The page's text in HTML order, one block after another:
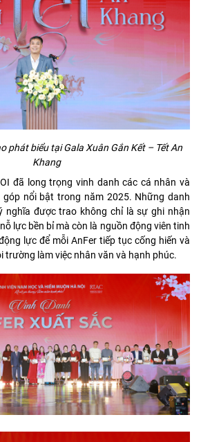
phát biểu tại Gala Xuân Gắn Kết – Tết An
Khang
đã long trọng vinh danh các cá nhân và
nổi bật trong năm 2025. Những danh
nghĩa được trao không chỉ là sự ghi nhận
lực bền bỉ mà còn là nguồn động viên tinh
lực để mỗi AnFer tiếp tục cống hiến và
làm việc nhân văn và hạnh phúc.